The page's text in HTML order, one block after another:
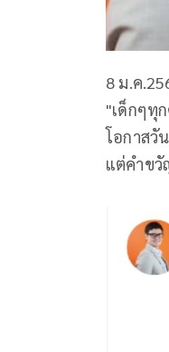
8 ม.ค
"เด็กๆทุ
โอกาสวั
แต่คำขวั